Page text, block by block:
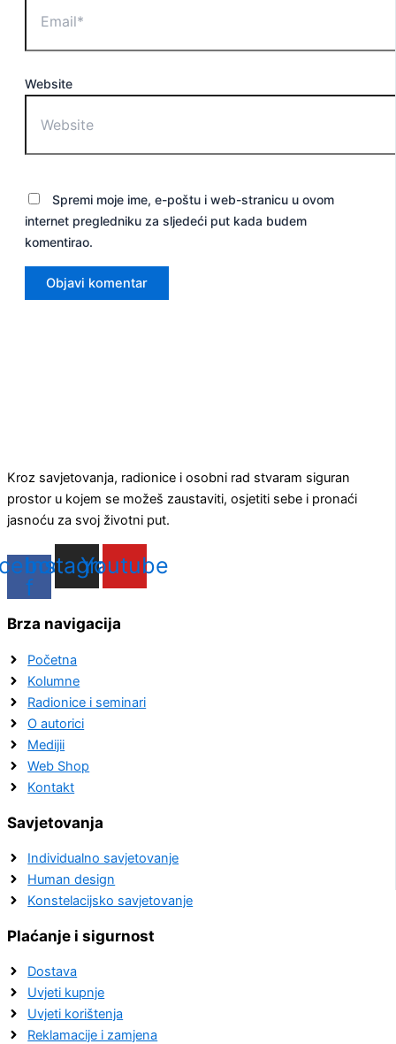
Website
Spremi moje ime, e-poštu i web-stranicu u ovom
internet pregledniku za sljedeći put kada budem
komentirao.
Kroz savjetovanja, radionice i osobni rad stvaram siguran
prostor u kojem se možeš zaustaviti, osjetiti sebe i pronaći
jasnoću za svoj životni put.
f
Instagram
Youtube
Brza navigacija
Početna
Kolumne
Radionice i seminari
O autorici
Medijii
Web Shop
Kontakt
Savjetovanja
Individualno savjetovanje
Human design
Konstelacijsko savjetovanje
Plaćanje i sigurnost
Dostava
Uvjeti kupnje
Uvjeti korištenja
Reklamacije i zamjena